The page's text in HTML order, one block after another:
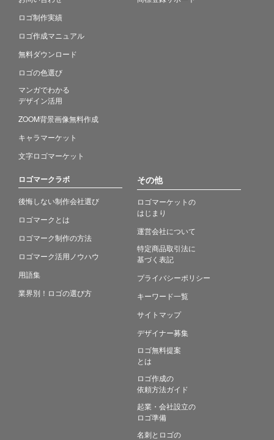
ロゴ制作実績
ロゴ作成マニュアル
無料ダウンロード
ロゴの色選び
マンガでわかる
デザイン活用
ZOOM背景画像無料作成
キャラマーケット
文字ロゴマーケット
ロゴマークラボ
後悔しない制作会社選び
ロゴマークとは
ロゴマーク制作の方法
ロゴマーク活用ノウハウ
用語集
業界別！ロゴの選び方
その他
ロゴマーケットの
はじまり
運営会社について
特定商品取引法に
基づく表記
プライバシーポリシー
キーワード一覧
サイトマップ
デザイナー募集
ロゴ無料提案
とは
ロゴ作成の
依頼方法ガイド
起業・会社設立の
ロゴ準備
名刺とロゴの